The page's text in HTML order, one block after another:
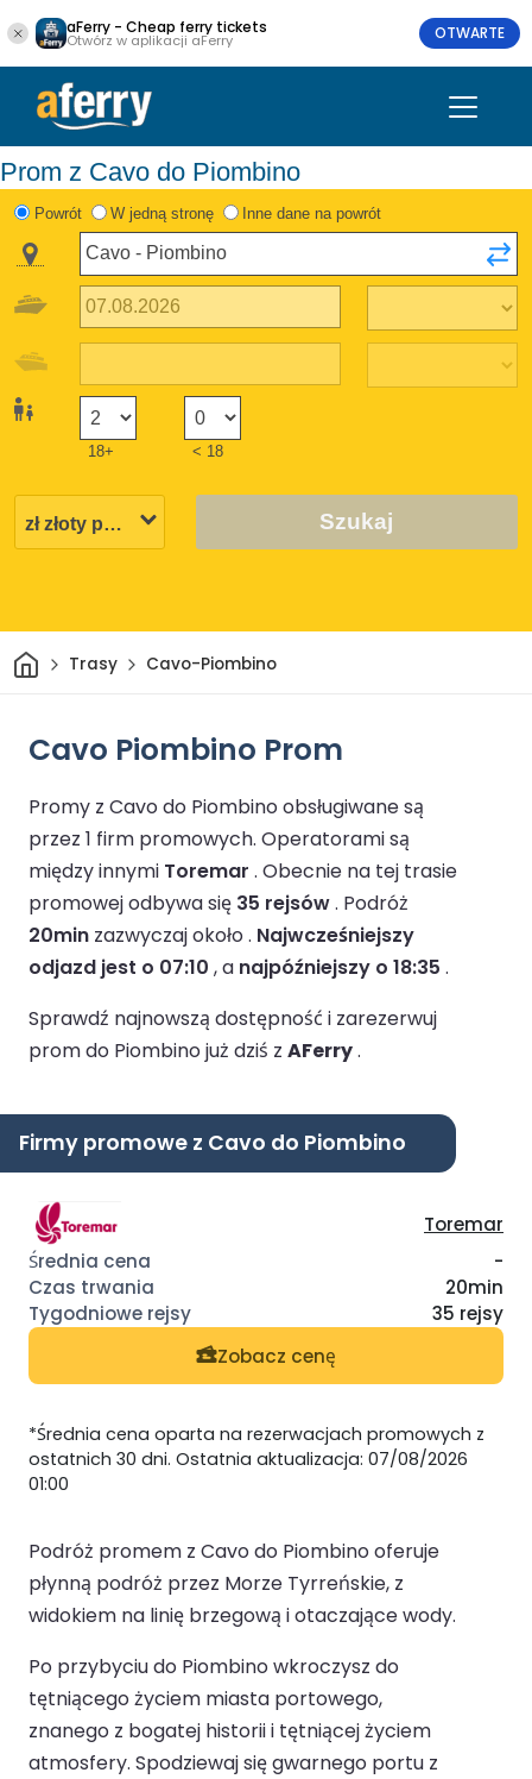
aFerry - Cheap ferry tickets
Otwórz w aplikacji aFerry OTWARTE
Prom z Cavo do Piombino
Powrót W jedną stronę Inne dane na powrót
18+ < 18
Szukaj
DomTrasy Cavo-Piombino
Cavo Piombino Prom
Promy z Cavo do Piombino obsługiwane są
przez 1 firm promowych. Operatorami są
między innymi Toremar . Obecnie na tej trasie
promowej odbywa się 35 rejsów. Podróż
20min zazwyczaj około . Najwcześniejszy
odjazd jest o 07:10 , a najpóźniejszy o 18:35 .
Sprawdź najnowszą dostępność i zarezerwuj
prom do Piombino już dziś z AFerry.
Firmy promowe z Cavo do Piombino
Toremar
-
20min
35 rejsy
Zobacz cenę
*Średnia cena oparta na rezerwacjach promowych z
ostatnich 30 dni. Ostatnia aktualizacja: 07/08/2026
01:00
Podróż promem z Cavo do Piombino oferuje
płynną podróż przez Morze Tyrreńskie, z
widokiem na linię brzegową i otaczające wody.
Po przybyciu do Piombino wkroczysz do
tętniącego życiem miasta portowego,
znanego z bogatej historii i tętniącej życiem
atmosfery. Spodziewaj się gwarnego portu z